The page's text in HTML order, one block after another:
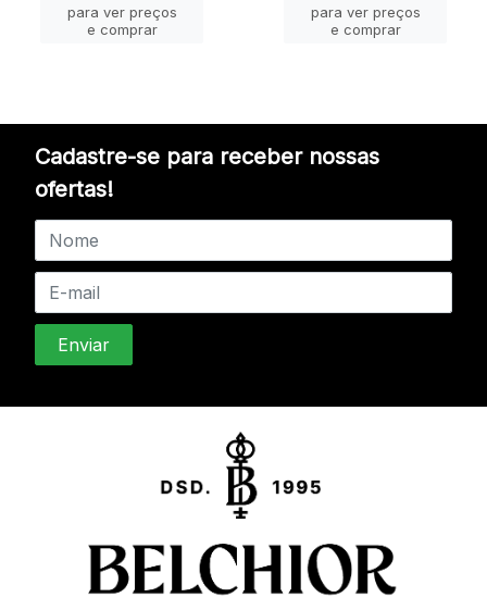
para ver preços
e comprar
para ver preços
e comprar
Cadastre-se para receber nossas
ofertas!